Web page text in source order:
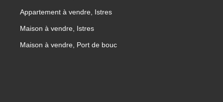
Appartement à vendre, Istres
Maison à vendre, Istres
Maison à vendre, Port de bouc